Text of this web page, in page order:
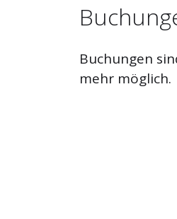
Buchungen
mehr möglich.